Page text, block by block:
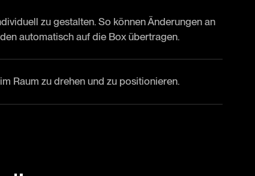
zu gestalten. So können Änderungen an
automatisch auf die Box übertragen.
Raum zu drehen und zu positionieren.